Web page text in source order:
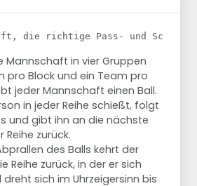
in einer 2-Mann-Pause
die richtige Pass- und
Mannschaft in vier Gruppen
pro Block und ein Team pro
jeder Mannschaft einen Ball.
in jeder Reihe schießt, folgt
und gibt ihn an die nächste
Reihe zurück.
des Balls kehrt der
Reihe zurück, in der er sich
sich im Uhrzeigersinn bis